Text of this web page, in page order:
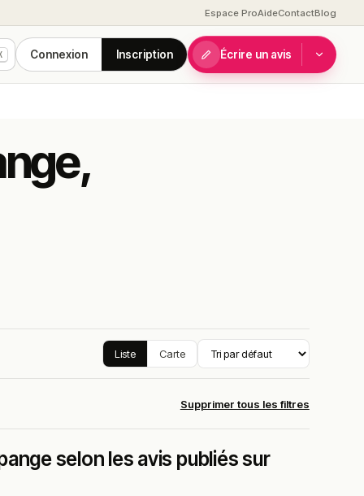
Espace ProAideContactBlog
Connexion Inscription Écrire un avis
Liste Carte
Supprimer tous les filtres
selon les avis publiés sur